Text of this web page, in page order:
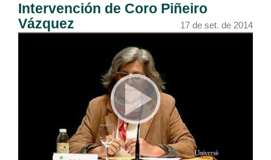
Intervención de Coro Piñeiro
Vázquez
17 de set. de 2014